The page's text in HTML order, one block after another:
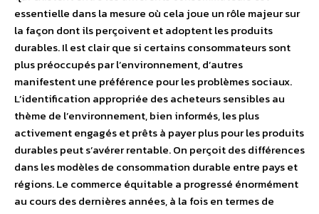
essentielle dans la mesure où cela joue un rôle majeur sur
la façon dont ils perçoivent et adoptent les produits
durables. Il est clair que si certains consommateurs sont
plus préoccupés par l’environnement, d’autres
manifestent une préférence pour les problèmes sociaux.
L’identification appropriée des acheteurs sensibles au
thème de l’environnement, bien informés, les plus
activement engagés et prêts à payer plus pour les produits
durables peut s’avérer rentable. On perçoit des différences
dans les modèles de consommation durable entre pays et
régions. Le commerce équitable a progressé énormément
au cours des dernières années, à la fois en termes de